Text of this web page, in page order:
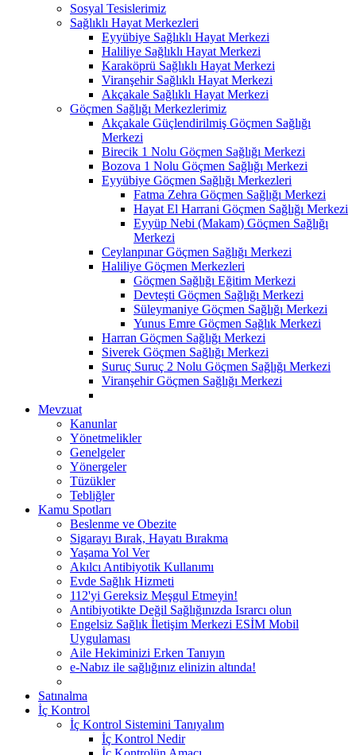
Sosyal Tesislerimiz
Sağlıklı Hayat Merkezleri
Eyyübiye Sağlıklı Hayat Merkezi
Haliliye Sağlıklı Hayat Merkezi
Karaköprü Sağlıklı Hayat Merkezi
Viranşehir Sağlıklı Hayat Merkezi
Akçakale Sağlıklı Hayat Merkezi
Göçmen Sağlığı Merkezlerimiz
Akçakale Güçlendirilmiş Göçmen Sağlığı
Merkezi
Birecik 1 Nolu Göçmen Sağlığı Merkezi
Bozova 1 Nolu Göçmen Sağlığı Merkezi
Eyyübiye Göçmen Sağlığı Merkezleri
Fatma Zehra Göçmen Sağlığı Merkezi
Hayat El Harrani Göçmen Sağlığı Merkezi
Eyyüp Nebi (Makam) Göçmen Sağlığı
Merkezi
Ceylanpınar Göçmen Sağlığı Merkezi
Haliliye Göçmen Merkezleri
Göçmen Sağlığı Eğitim Merkezi
Devteşti Göçmen Sağlığı Merkezi
Süleymaniye Göçmen Sağlığı Merkezi
Yunus Emre Göçmen Sağlık Merkezi
Harran Göçmen Sağlığı Merkezi
Siverek Göçmen Sağlığı Merkezi
Suruç Suruç 2 Nolu Göçmen Sağlığı Merkezi
Viranşehir Göçmen Sağlığı Merkezi
Mevzuat
Kanunlar
Yönetmelikler
Genelgeler
Yönergeler
Tüzükler
Tebliğler
Kamu Spotları
Beslenme ve Obezite
Sigarayı Bırak, Hayatı Bırakma
Yaşama Yol Ver
Akılcı Antibiyotik Kullanımı
Evde Sağlık Hizmeti
112'yi Gereksiz Meşgul Etmeyin!
Antibiyotikte Değil Sağlığınızda Israrcı olun
Engelsiz Sağlık İletişim Merkezi ESİM Mobil
Uygulaması
Aile Hekiminizi Erken Tanıyın
e-Nabız ile sağlığınız elinizin altında!
Satınalma
İç Kontrol
İç Kontrol Sistemini Tanıyalım
İç Kontrol Nedir